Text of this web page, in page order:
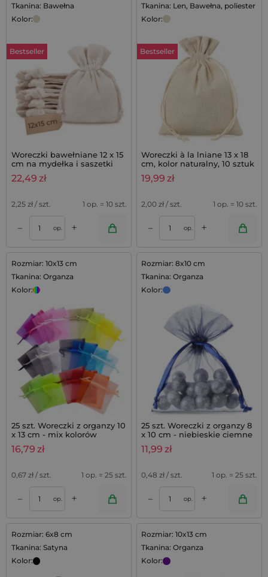
Tkanina: Bawełna
Kolor:
Bestseller
Woreczki bawełniane 12 x 15
cm na mydełka i saszetki
lawendowe, komplet 10 szt.
22,49 zł
2,25 zł / szt. 1 op. = 10 szt.
– op. +
Tkanina: Len, Bawełna, poliester
Kolor:
Bestseller
Woreczki à la lniane 13 x 18
cm, kolor naturalny, 10 sztuk
19,99 zł
2,00 zł / szt. 1 op. = 10 szt.
– op. +
Rozmiar: 10x13 cm
Tkanina: Organza
Kolor:
25 szt. Woreczki z organzy 10
x 13 cm - mix kolorów
16,79 zł
0,67 zł / szt. 1 op. = 25 szt.
– op. +
Rozmiar: 8x10 cm
Tkanina: Organza
Kolor:
25 szt. Woreczki z organzy 8
x 10 cm - niebieskie ciemne
11,99 zł
0,48 zł / szt. 1 op. = 25 szt.
– op. +
Rozmiar: 6x8 cm
Tkanina: Satyna
Kolor:
Rozmiar: 10x13 cm
Tkanina: Organza
Kolor: